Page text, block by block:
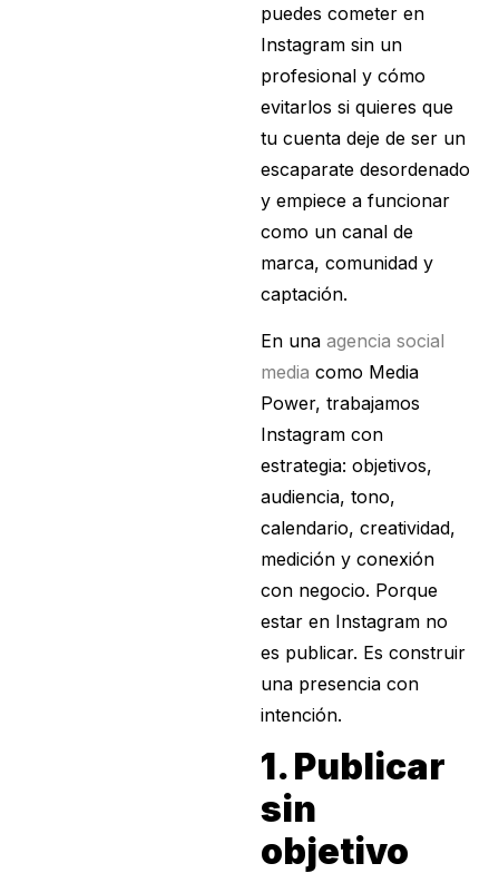
puedes cometer en
Instagram sin un
profesional y cómo
evitarlos si quieres que
tu cuenta deje de ser un
escaparate desordenado
y empiece a funcionar
como un canal de
marca, comunidad y
captación.
En una agencia social
media como Media
Power, trabajamos
Instagram con
estrategia: objetivos,
audiencia, tono,
calendario, creatividad,
medición y conexión
con negocio. Porque
estar en Instagram no
es publicar. Es construir
una presencia con
intención.
1. Publicar
sin
objetivo